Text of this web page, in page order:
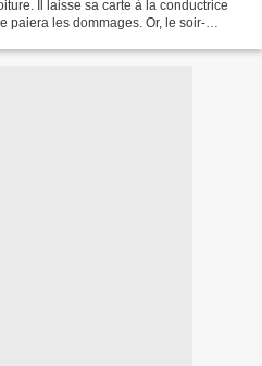
Il laisse sa carte à la conductrice
paiera les dommages. Or, le soir-